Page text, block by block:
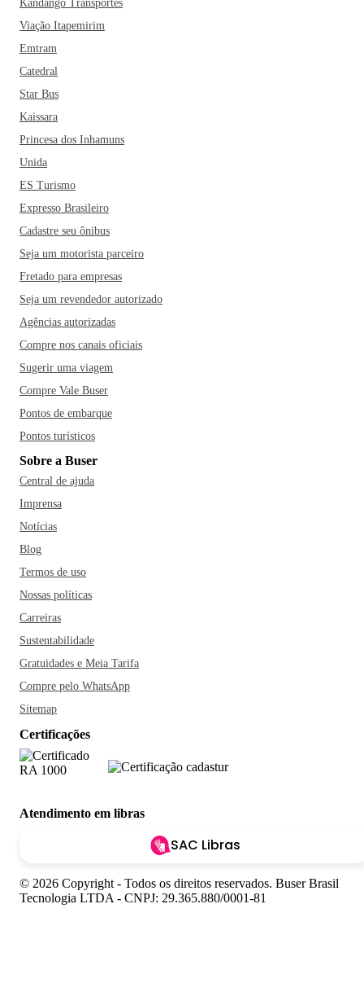
Kandango Transportes
Viação Itapemirim
Emtram
Catedral
Star Bus
Kaissara
Princesa dos Inhamuns
Unida
ES Turismo
Expresso Brasileiro
Cadastre seu ônibus
Seja um motorista parceiro
Fretado para empresas
Seja um revendedor autorizado
Agências autorizadas
Compre nos canais oficiais
Sugerir uma viagem
Compre Vale Buser
Pontos de embarque
Pontos turísticos
Sobre a Buser
Central de ajuda
Imprensa
Notícias
Blog
Termos de uso
Nossas políticas
Carreiras
Sustentabilidade
Gratuidades e Meia Tarifa
Compre pelo WhatsApp
Sitemap
Certificações
Atendimento em libras
SAC Libras
© 2026 Copyright - Todos os direitos reservados. Buser Brasil
Tecnologia LTDA - CNPJ: 29.365.880/0001-81